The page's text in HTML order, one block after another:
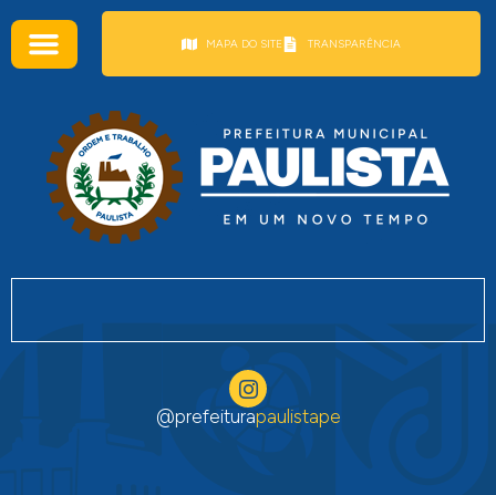
MAPA DO SITE TRANSPARÊNCIA
@prefeiturapaulistape